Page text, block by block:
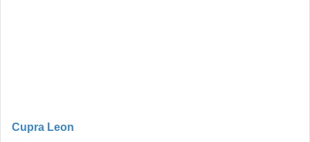
Cupra Leon